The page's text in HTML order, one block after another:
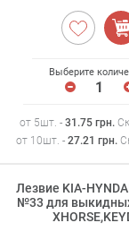
Выберите
от 5шт. - 31.75грн.
от 10шт. - 27.21 грн.
Лезвие KIA-
№33 для